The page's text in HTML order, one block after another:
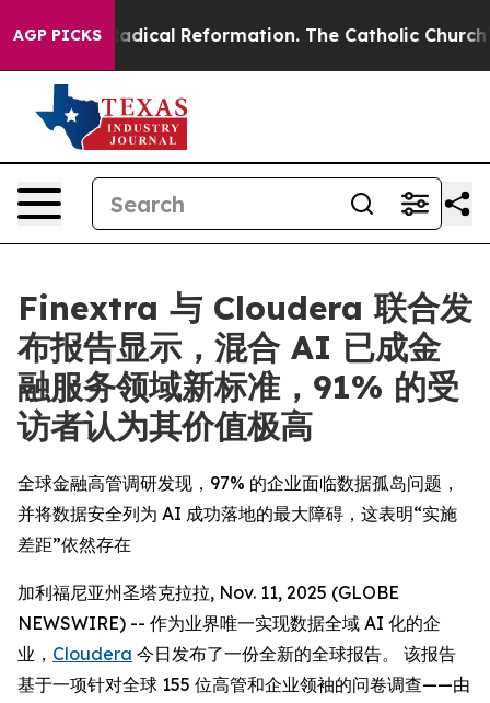
AGP PICKSRadical Reformation. The Catholic Church’s
Finextra 与 Cloudera 联合发
布报告显示，混合 AI 已成金
融服务领域新标准，91% 的受
访者认为其价值极高
全球金融高管调研发现，97% 的企业面临数据孤岛问题，
并将数据安全列为 AI 成功落地的最大障碍，这表明“实施
差距”依然存在
加利福尼亚州圣塔克拉拉, Nov. 11, 2025 (GLOBE
NEWSWIRE) -- 作为业界唯一实现数据全域 AI 化的企
业， Cloudera 今日发布了一份全新的全球报告。 该报告
基于一项针对全球 155 位高管和企业领袖的问卷调查——由